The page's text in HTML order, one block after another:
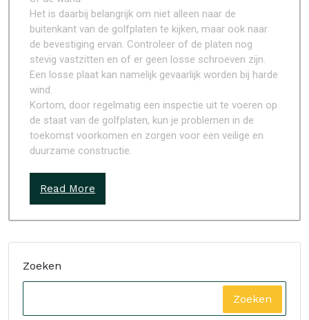
Het is daarbij belangrijk om niet alleen naar de
buitenkant van de golfplaten te kijken, maar ook naar
de bevestiging ervan. Controleer of de platen nog
stevig vastzitten en of er geen losse schroeven zijn.
Een losse plaat kan namelijk gevaarlijk worden bij harde
wind.
Kortom, door regelmatig een inspectie uit te voeren op
de staat van de golfplaten, kun je problemen in de
toekomst voorkomen en zorgen voor een veilige en
duurzame constructie.
Read More
Zoeken
Zoeken